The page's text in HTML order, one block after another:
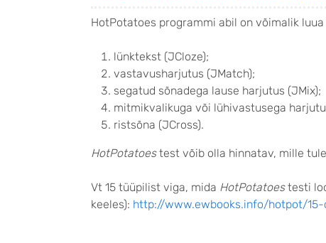
HotPotatoes programmi abil on võimalik
lünktekst (JCloze);
vastavusharjutus (JMatch);
segatud sõnadega lause harjutus (JMix);
mitmikvalikuga või lühivastusega
ristsõna (JCross).
HotPotatoestest võib olla hinnatav, mille
Vt 15 tüüpilist viga, mida HotPotatoestesti
keeles): http://www.ewbooks.info/hotpot/